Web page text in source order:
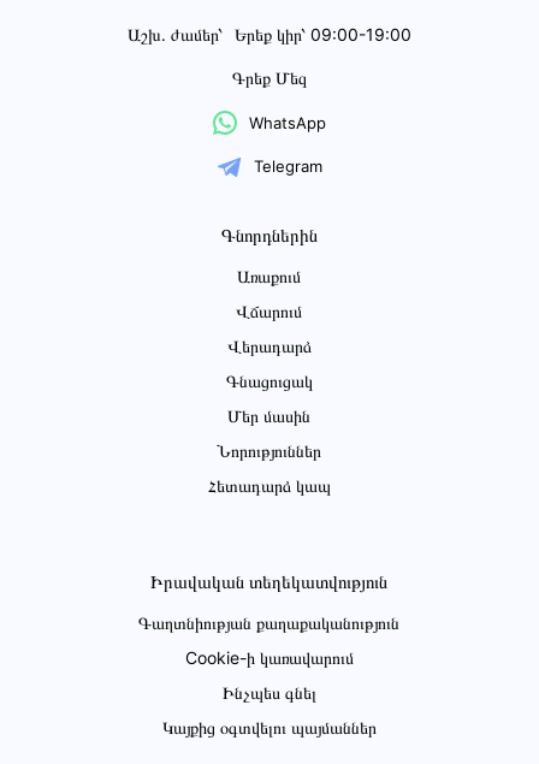
Աշխ․ ժամեր՝ Երեք կիր՝ 09:00-19:00
Գրեք Մեզ
WhatsApp
Telegram
Գնորդներին
Առաքում
Վճարում
Վերադարձ
Գնացուցակ
Մեր մասին
Նորություններ
Հետադարձ կապ
Իրավական տեղեկատվություն
Գաղտնիության քաղաքականություն
Cookie-ի կառավարում
Ինչպես գնել
Կայքից օգտվելու պայմաններ